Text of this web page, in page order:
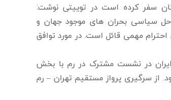
سفر کرده است در توییتی نوشت:
حل سیاسی بحران های موجود جهان و
مهمی قائل است. در مورد توافق
ایران در نشست مشترک در رم با بخش
از سرگیری پرواز مستقیم تهران – رم